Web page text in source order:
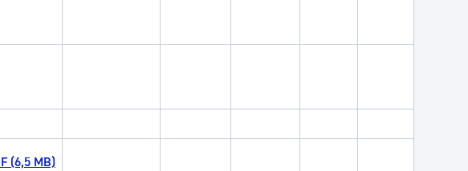
(6,5 MB)